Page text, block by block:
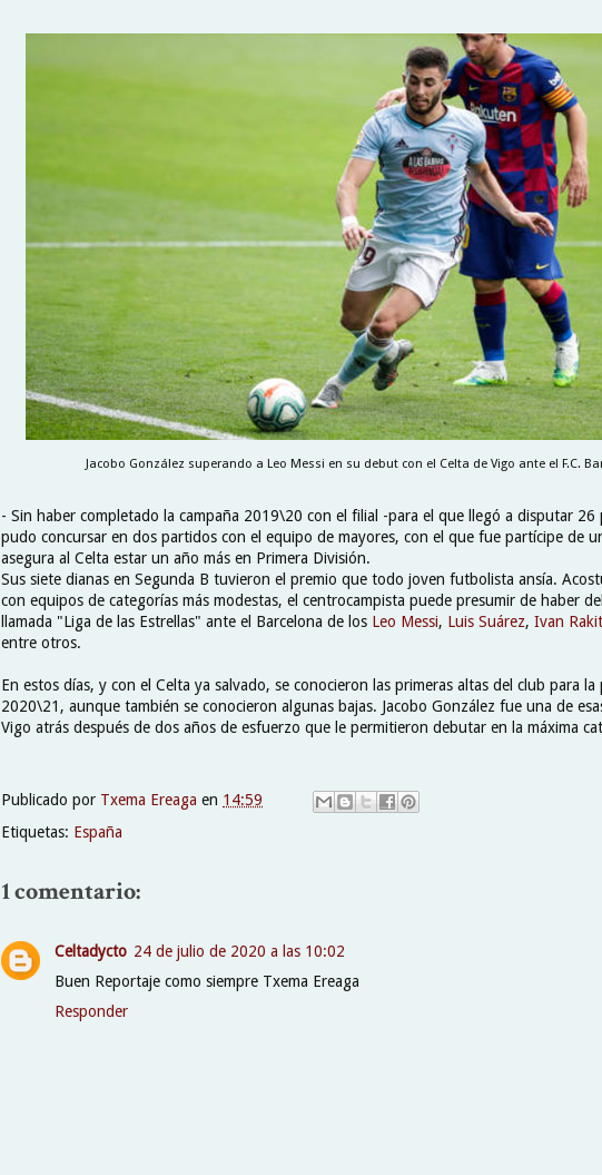
Jacobo González superando a Leo Messi en su debut con el Celta de Vigo ante el F.C.
- Sin haber completado la campaña 2019\20 con el filial -para el que llegó a disputar 26
pudo concursar en dos partidos con el equipo de mayores, con el que fue partícipe de
asegura al Celta estar un año más en Primera División.
Sus siete dianas en Segunda B tuvieron el premio que todo joven futbolista ansía.
con equipos de categorías más modestas, el centrocampista puede presumir de haber
llamada "Liga de las Estrellas" ante el Barcelona de los Leo Messi, Luis Suárez, Ivan
entre otros.
En estos días, y con el Celta ya salvado, se conocieron las primeras altas del club para la
2020\21, aunque también se conocieron algunas bajas. Jacobo González fue una de
Vigo atrás después de dos años de esfuerzo que le permitieron debutar en la máxima
Publicado por Txema Ereaga en 14:59
Etiquetas: España
1 comentario:
Celtadycto 24 de julio de 2020 a las 10:02
Buen Reportaje como siempre Txema Ereaga
Responder